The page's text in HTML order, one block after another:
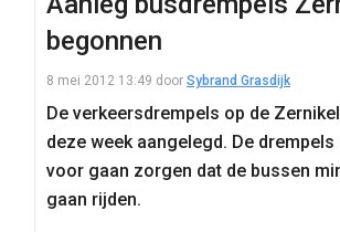
begonnen
8 mei 2012 13:49 door Sybrand Grasdijk
De verkeersdrempels op de
deze week aangelegd. De
voor gaan zorgen dat de bussen
gaan rijden.